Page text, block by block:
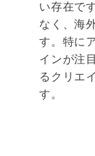
い存在で
なく、海
す。特に
インが注
るクリエ
す。